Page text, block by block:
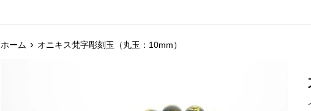
ホーム › オニキス梵字彫刻玉（丸玉：10mm）